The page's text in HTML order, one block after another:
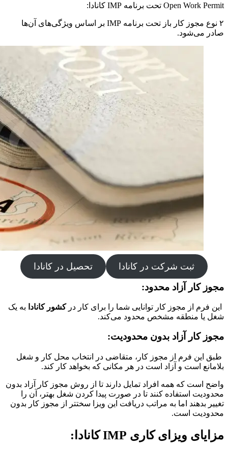
Open Work Permit تحت برنامه IMP کانادا:
۲ نوع مجوز کار باز تحت برنامه IMP بر اساس ویژگی‌های آن‌ها
صادر می‌شود.
ثبت شرکت در کانادا تحصیل در کانادا
مجوز کار آزاد محدود:
این فرم از مجوز کار توانایی شما را برای کار در کشور کانادا به یک
شغل یا منطقه مشخص محدود می‌کند.
مجوز کار آزاد بدون محدودیت:
طبق این فرم از مجوز کار، متقاضی در انتخاب محل کار و شغل
بلامانع است و آزاد است در هر مکانی که بخواهد کار کند.
واضح است که همه افراد تمایل دارند تا از روش مجوز کار آزاد بدون
محدودیت استفاده کنند تا در صورت پیدا کردن شغل بهتر، آن را
تغییر بدهند اما به مراتب دریافت این ویزا سختتر از مجوز کار بدون
محدودیت است.
مزایای ویزای کاری IMP کانادا: